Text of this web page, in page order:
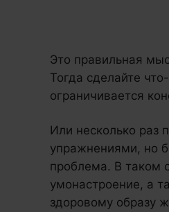
Это правильная
Тогда сделайте
ограничивается
Или несколько раз
упражнениями, но
проблема. В таком
умонастроение, а
здоровому образу